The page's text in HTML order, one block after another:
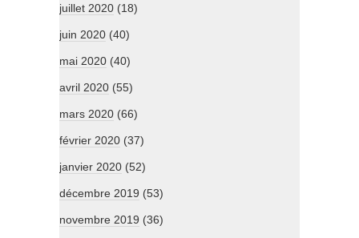
juillet 2020 (18)
juin 2020 (40)
mai 2020 (40)
avril 2020 (55)
mars 2020 (66)
février 2020 (37)
janvier 2020 (52)
décembre 2019 (53)
novembre 2019 (36)